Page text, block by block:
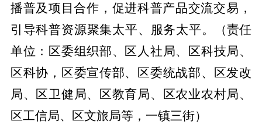
播普及项目合作，促进科普产品交流交易，
引导科普资源聚集太平、服务太平。
（责任
单位：区委组织部、区人社局、区科技局、
区科协，区委宣传部、区委统战部、区发改
局、区卫健局、区教育局、区农业农村局、
区工信局、区文旅局等，一镇三街）